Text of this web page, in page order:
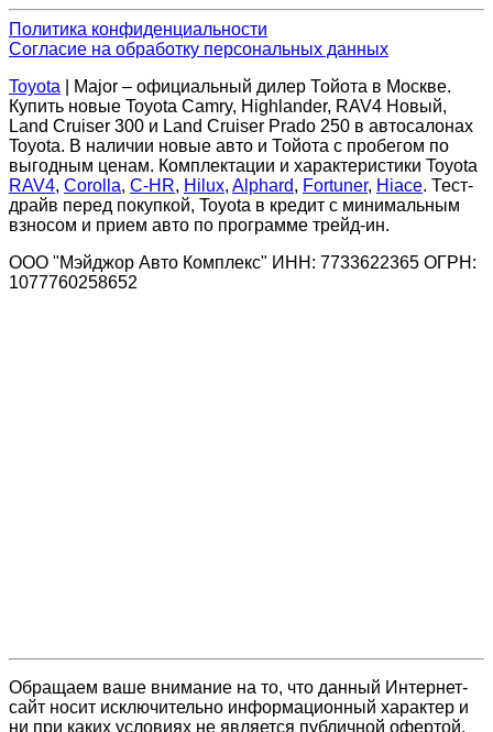
Политика конфиденциальности
Согласие на обработку персональных данных
Toyota | Major – официальный дилер Тойота в Москве.
Купить новые Toyota Camry, Highlander, RAV4 Новый,
Land Cruiser 300 и Land Cruiser Prado 250 в автосалонах
Toyota. В наличии новые авто и Тойота с пробегом по
выгодным ценам. Комплектации и характеристики Toyota
RAV4, Corolla, C-HR, Hilux, Alphard, Fortuner, Hiace. Тест-
драйв перед покупкой, Toyota в кредит с минимальным
взносом и прием авто по программе трейд-ин.
ООО "Мэйджор Авто Комплекс" ИНН: 7733622365 ОГРН:
1077760258652
Обращаем ваше внимание на то, что данный Интернет-
сайт носит исключительно информационный характер и
ни при каких условиях не является публичной офертой,